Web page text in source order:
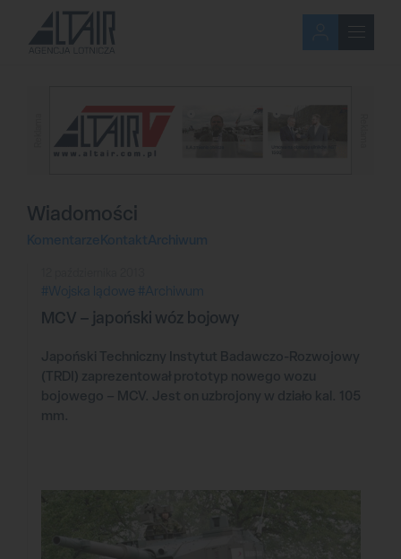
Wiadomości
KomentarzeKontaktArchiwum
#Wojska lądowe #Archiwum
MCV – japoński wóz bojowy
Japoński Techniczny Instytut Badawczo-Rozwojowy
(TRDI) zaprezentował prototyp nowego wozu
bojowego – MCV. Jest on uzbrojony w działo kal. 105
mm.